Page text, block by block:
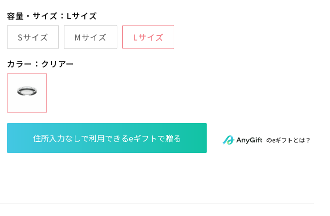
容量・サイズ：Lサイズ
Sサイズ
Mサイズ Lサイズ
カラー：クリアー
のeギフトとは？